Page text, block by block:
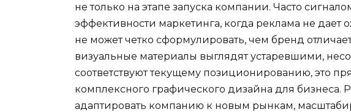
не только на этапе запуска компании. Часто
эффективности маркетинга, когда реклама не дает
не может четко сформулировать, чем бренд
визуальные материалы выглядят устаревшими,
соответствуют текущему позиционированию, это
комплексного графического дизайна для бизнеса.
адаптировать компанию к новым рынкам,